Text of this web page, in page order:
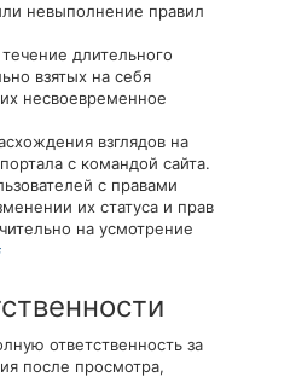
невыполнение правил
длительного
взятых на себя
несвоевременное
взглядов на
с командой сайта.
с правами
их статуса и прав
на усмотрение
ответственность за
после просмотра,